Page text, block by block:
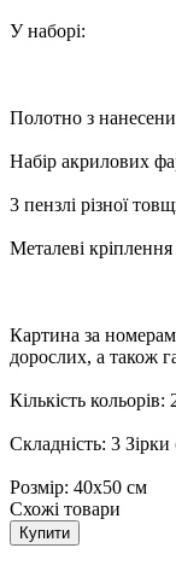
У наборі:
Полотно з
Набір акрилових
3 пензлі різної
Металеві
Картина за
дорослих, а також
Кількість кольорів:
Складність: 3 Зірки
Розмір: 40х50 см
Схожі товари
Купити